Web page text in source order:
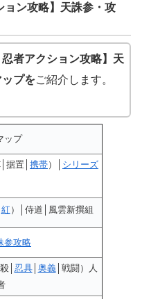
ョン攻略】天誅参・攻
忍者アクション攻略】天
プをご紹介します。
ップ
据置│ 携帯）│ シリーズ
紅 ）│侍道│風雲新撰組
参攻略
│ 忍具│ 奥義│戦闘）人